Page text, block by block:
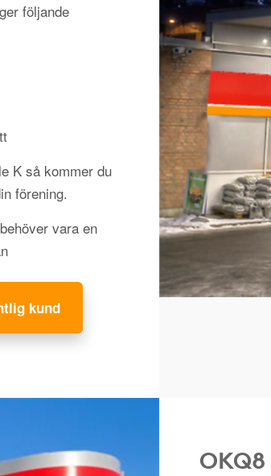
följande
K så kommer du
förening.
vara en
kund
OKQ8